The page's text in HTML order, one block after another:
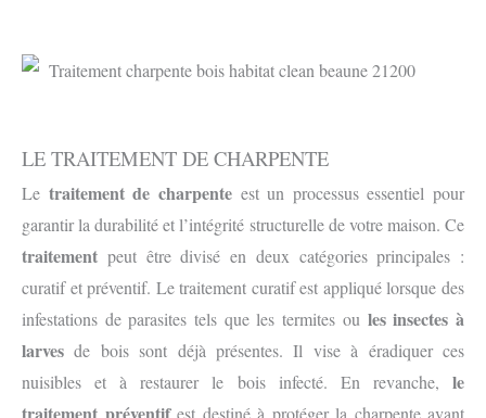
LE TRAITEMENT DE CHARPENTE
Le traitement de charpenteest un processus essentiel pour
garantir la durabilité et l’intégrité structurelle de votre maison. Ce
traitement peut être divisé en deux catégories principales :
curatif et préventif. Le traitement curatif est appliqué lorsque des
infestations de parasites tels que les termites ou les insectes à
larves de bois sont déjà présentes. Il vise à éradiquer ces
nuisibles et à restaurer le bois infecté. En revanche, le